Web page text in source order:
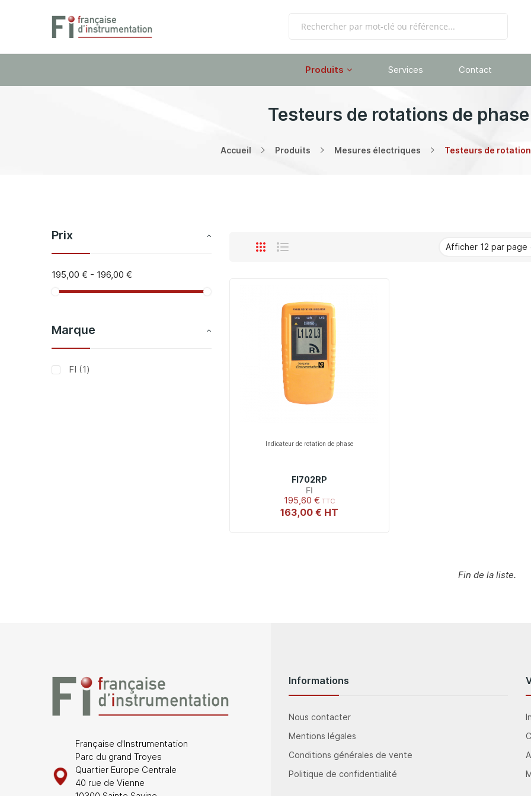
Produits Services Contact
Testeurs de rotations de phase
Accueil Produits Mesures électriques Testeurs de
Grille
Indicateur de rotation de phase
FI702RP
FI
195,60 €
163,00 €
Fin de la liste.
Prix
195,00 € - 196,00 €
Marque
FI 1article
Française d'Instrumentation
Parc du grand Troyes
Quartier Europe Centrale
40 rue de Vienne
Informations
Nous contacter
Mentions légales
Conditions générales de vente
Politique de confidentialité